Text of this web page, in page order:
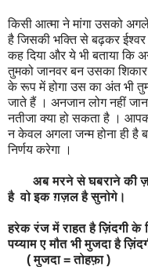
किसी आत्मा ने मांगा उसको
है जिसकी भक्ति से बढ़कर
कह दिया और ये भी बताया कि
तुमको जानवर बन उसका शिकार
के रूप में होगा उस का अंत भी
जाते हैं । अनजान लोग नहीं
नतीजा क्या हो सकता है ।
न केवल अगला जन्म होना ही है
निर्णय करेगा ।
अब मरने से घबराने की
है वो इक ग़ज़ल है सुनोगे।
हरेक रंज में राहत है ज़िंदगी के
पय्याम ए मौत भी मुजदा है
( मुजदा = तोहफ़ा )